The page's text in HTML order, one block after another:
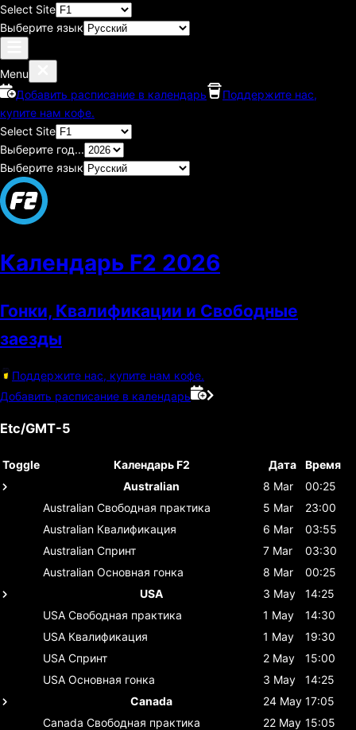
Select Site
Выберите язык
Menu
Добавить расписание в календарь
Поддержите нас,
купите нам кофе.
Select Site
Выберите год...
Выберите язык
Календарь F2 2026
Гонки, Квалификации и Свободные
заезды
Поддержите нас, купите нам кофе.
Добавить расписание в календарь
Etc/GMT-5
Toggle Календарь F2 Дата
Время
Australian
8 Mar
00:25
Australian Свободная практика 5 Mar
23:00
Australian Квалификация 6 Mar
03:55
Australian Спринт 7 Mar
03:30
Australian Основная гонка 8 Mar
00:25
USA
3 May
14:25
USA Свободная практика 1 May
14:30
USA Квалификация 1 May
19:30
USA Спринт 2 May
15:00
USA Основная гонка 3 May
14:25
Canada
24 May 17:05
Canada Свободная практика 22 May 15:05